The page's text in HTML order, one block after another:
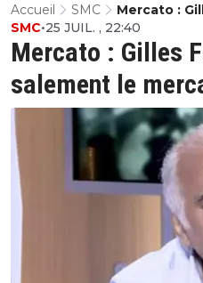
Accueil SMC
Mercato :
Mercato De
Mercato : Gilles
salement le
SMC•25 JUIL. , 22:40